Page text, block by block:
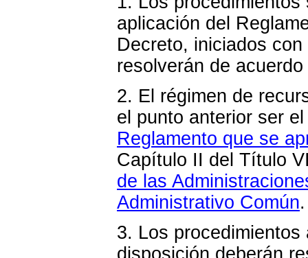
aplicación del
Decreto, iniciados
resolverán de
2. El régimen de
el punto anterior ser
Reglamento que se
Capítulo II del Título
de las
Administrativo Común.
3. Los